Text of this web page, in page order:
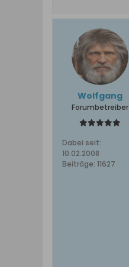
Wolfgang
Forumbetreiber
Dabei seit:
10.02.2008
Beiträge: 11627